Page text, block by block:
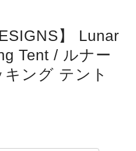
】 Lunar
Tent / ルナー
ング テント